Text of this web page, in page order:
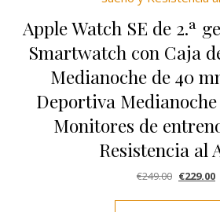
Apple Watch SE de 2.ª
Smartwatch con Caja
Medianoche de 40
Deportiva
Monitores de
Resistencia al
€249.00 El precio
€229.00